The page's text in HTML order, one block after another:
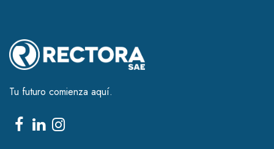
Tu futuro comienza aquí.